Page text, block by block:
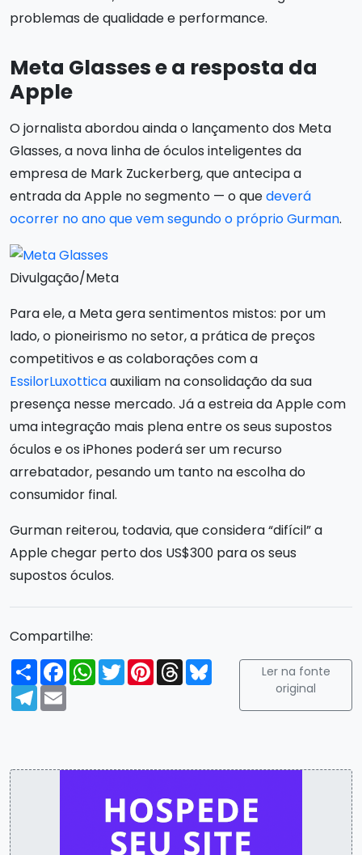
problemas de qualidade e performance.
Meta Glasses e a resposta da
Apple
O jornalista abordou ainda o lançamento dos Meta
Glasses, a nova linha de óculos inteligentes da
empresa de Mark Zuckerberg, que antecipa a
entrada da Apple no segmento — o quedeverá
ocorrer no ano que vem segundo o próprio Gurman.
Divulgação/Meta
Para ele, a Meta gera sentimentos mistos: por um
lado, o pioneirismo no setor, a prática de preços
competitivos e as colaborações com a
EssilorLuxotticaauxiliam na consolidação da sua
presença nesse mercado. Já a estreia da Apple com
uma integração mais plena entre os seus supostos
óculos e os iPhones poderá ser um recurso
arrebatador, pesando um tanto na escolha do
consumidor final.
Gurman reiterou, todavia, que considera “difícil” a
Apple chegar perto dos US$300 para os seus
supostos óculos.
Compartilhe:
Compartilhar
FacebookWhatsApp
TwitterPinterest
ThreadsBluesky
Telegram
Email
Ler na fonte
original